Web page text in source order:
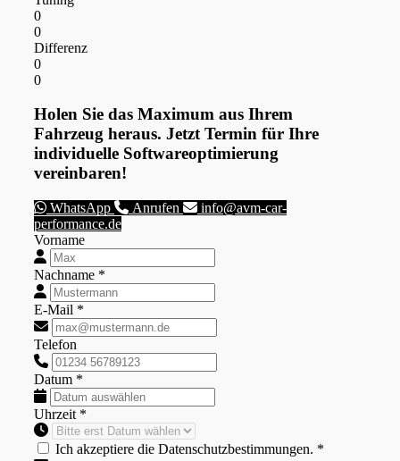
0
0
Differenz
0
0
Holen Sie das Maximum aus Ihrem
Fahrzeug heraus. Jetzt Termin für Ihre
individuelle Softwareoptimierung
vereinbaren!
WhatsApp Anrufen
info@avm-car-
performance.de
Vorname
Nachname *
E-Mail *
Telefon
Datum *
Uhrzeit *
Ich akzeptiere die Datenschutzbestimmungen. *